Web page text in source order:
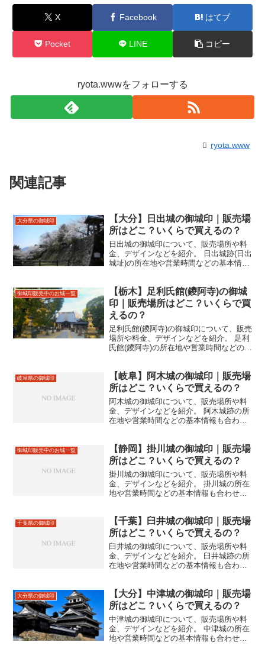
X Facebook はてブ
Pocket LINE コピー
ryota.wwwをフォローする
ryota.www
関連記事
大分県の御城印
【大分】日出城の御城印｜販売場
所はどこ？いくらで買えるの？
日出城の御城印について、販売場所や料
金、デザインなどを紹介。 日出城跡(日出
城址)の所在地や営業時間などの基本情報
御城印販売中のお城一覧
【栃木】足利氏館(鑁阿寺)の御城
印｜販売場所はどこ？いくらで買
えるの？
足利氏館(鑁阿寺)の御城印について、販売
場所や料金、デザインなどを紹介。 足利
氏館(鑁阿寺)の所在地や営業時間などの基
岐阜県の御城印
【岐阜】阿木城の御城印｜販売場
所はどこ？いくらで買えるの？
阿木城の御城印について、販売場所や料
金、デザインなどを紹介。 阿木城跡の所
在地や営業時間などの基本情報も合わせ
御城印販売中のお城一覧
【静岡】掛川城の御城印｜販売場
所はどこ？いくらで買えるの？
掛川城の御城印について、販売場所や料
金、デザインなどを紹介。 掛川城の所在
地や営業時間などの基本情報も合わせて
千葉県の御城印
【千葉】臼井城の御城印｜販売場
所はどこ？いくらで買えるの？
臼井城の御城印について、販売場所や料
金、デザインなどを紹介。 臼井城跡の所
在地や営業時間などの基本情報も合わせ
大分県の御城印
【大分】中津城の御城印｜販売場
所はどこ？いくらで買えるの？
中津城の御城印について、販売場所や料
金、デザインなどを紹介。 中津城の所在
地や営業時間などの基本情報も合わせて